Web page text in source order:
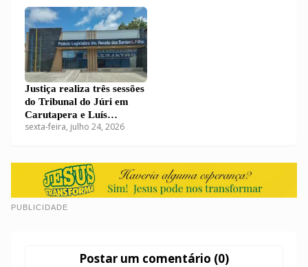
Justiça realiza três sessões
do Tribunal do Júri em
Carutapera e Luís
Domingues; dois réus são
sexta-feira, julho 24, 2026
PUBLICIDADE
Postar um comentário (0)